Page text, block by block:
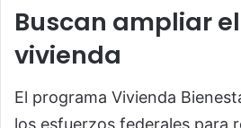
Buscan ampliar
vivienda
El programa Vivienda
los esfuerzos federales para